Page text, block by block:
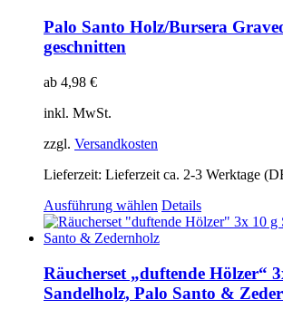
mehrere
Varianten
gewählt
Palo Santo Holz/Bursera
geschnitten
ab 4,98 €
inkl. MwSt.
zzgl. Versandkosten
Lieferzeit: Lieferzeit ca. 2-3 Werktage
Ausführung wählen Dieses
Produkt
Varianten
auf.
Die
Details
Räucherset „duftende Hölzer“
Sandelholz, Palo Santo &